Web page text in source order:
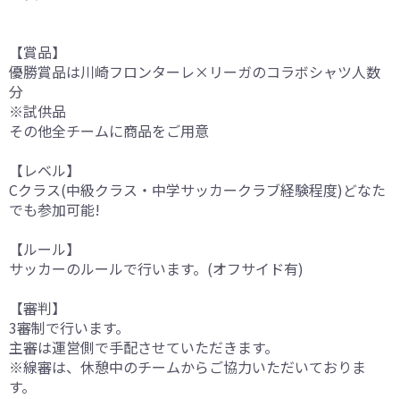
【賞品】
優勝賞品は川崎フロンターレ×リーガのコラボシャツ人数
分
※試供品
その他全チームに商品をご用意
【レベル】
Cクラス(中級クラス・中学サッカークラブ経験程度)どなた
でも参加可能!
【ルール】
サッカーのルールで行います。(オフサイド有)
【審判】
3審制で行います。
主審は運営側で手配させていただきます。
※線審は、休憩中のチームからご協力いただいておりま
す。